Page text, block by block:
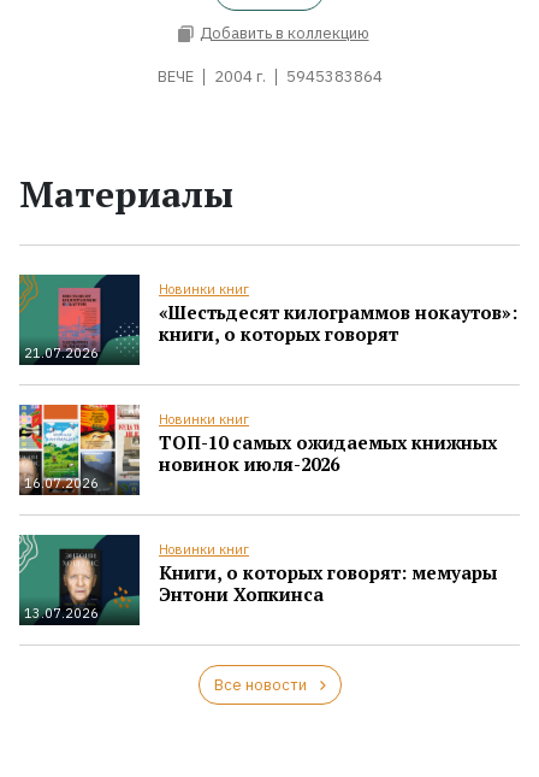
Добавить в коллекцию
ВЕЧЕ 2004 г. 5945383864
Материалы
21.07.2026
Новинки книг
«Шестьдесят килограммов нокаутов»:
книги, о которых говорят
16.07.2026
Новинки книг
ТОП-10 самых ожидаемых книжных
новинок июля-2026
13.07.2026
Новинки книг
Книги, о которых говорят: мемуары
Энтони Хопкинса
Все новости